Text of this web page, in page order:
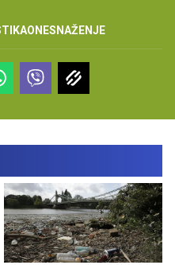
ONESNAŽENJE